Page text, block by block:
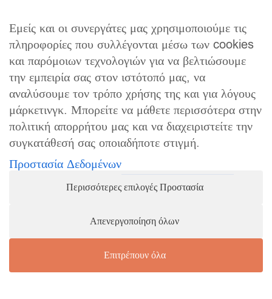
18,8 59 19
19,2 60 20
19,5 61 21
19,8 62 22
20 63 23
Εμείς και οι συνεργάτες μας χρησιμοποιούμε τις
πληροφορίες που συλλέγονται μέσω των cookies
και παρόμοιων τεχνολογιών για να βελτιώσουμε
την εμπειρία σας στον ιστότοπό μας, να
αναλύσουμε τον τρόπο χρήσης της και για λόγους
μάρκετινγκ. Μπορείτε να μάθετε περισσότερα στην
πολιτική απορρήτου μας και να διαχειριστείτε την
συγκατάθεσή σας οποιαδήποτε στιγμή.
Προστασία Δεδομένων
Περισσότερες επιλογές Προστασία
Απενεργοποίηση όλων
Επιτρέπουν όλα